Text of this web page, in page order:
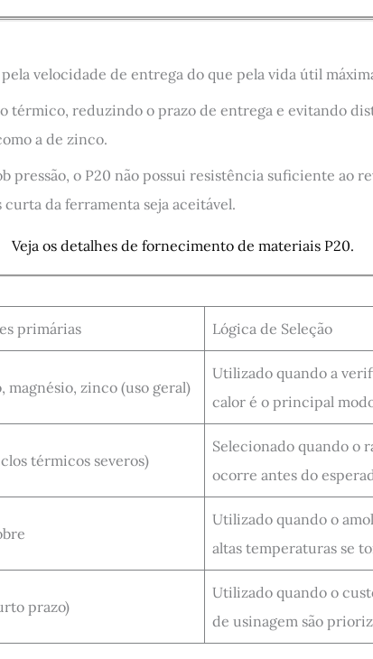
velocidade de entrega do que pela vida útil
reduzindo o prazo de entrega e evitando
a de zinco.
pressão, o P20 não possui resistência suficiente ao
da ferramenta seja aceitável.
Veja os detalhes de fornecimento de materiais P20.
primárias Lógica de Seleção
magnésio, zinco (uso geral)
Utilizado quando a
calor é o principal
térmicos severos)
Selecionado quando o
ocorre antes do
Utilizado quando o
altas temperaturas se
prazo)
Utilizado quando o
de usinagem são